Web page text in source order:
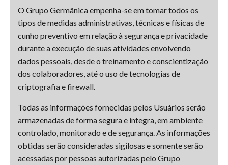
O Grupo Germânica empenha-se em tomar todos os
tipos de medidas administrativas, técnicas e físicas de
cunho preventivo em relação à segurança e privacidade
durante a execução de suas atividades envolvendo
dados pessoais, desde o treinamento e conscientização
dos colaboradores, até o uso de tecnologias de
criptografia e firewall.
Todas as informações fornecidas pelos Usuários serão
armazenadas de forma segura e íntegra, em ambiente
controlado, monitorado e de segurança. As informações
obtidas serão consideradas sigilosas e somente serão
acessadas por pessoas autorizadas pelo Grupo